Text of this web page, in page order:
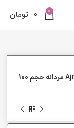
0
0 تومان
ادوپرفیوم اجمل بلک اونیکس Ajmal Black Onyx مردانه حجم 100